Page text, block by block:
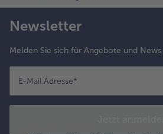
Newsletter
Melden Sie sich für Angebote und
E-Mail Adresse*